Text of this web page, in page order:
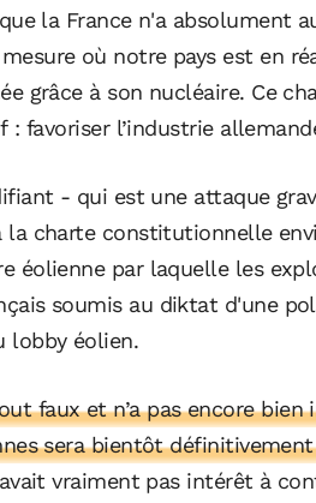
la France n'a absolument
où notre pays est en
grâce à son nucléaire. Ce
: favoriser l’industrie
- qui est une attaque
la charte constitutionnelle
éolienne par laquelle les
soumis au diktat d'une
lobby éolien.
faux et n’a pas encore
sera bientôt
vraiment pas intérêt à